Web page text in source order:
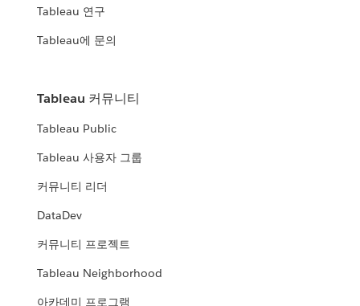
Tableau 연구
Tableau에 문의
Tableau 커뮤니티
Tableau Public
Tableau 사용자 그룹
커뮤니티 리더
DataDev
커뮤니티 프로젝트
Tableau Neighborhood
아카데미 프로그램